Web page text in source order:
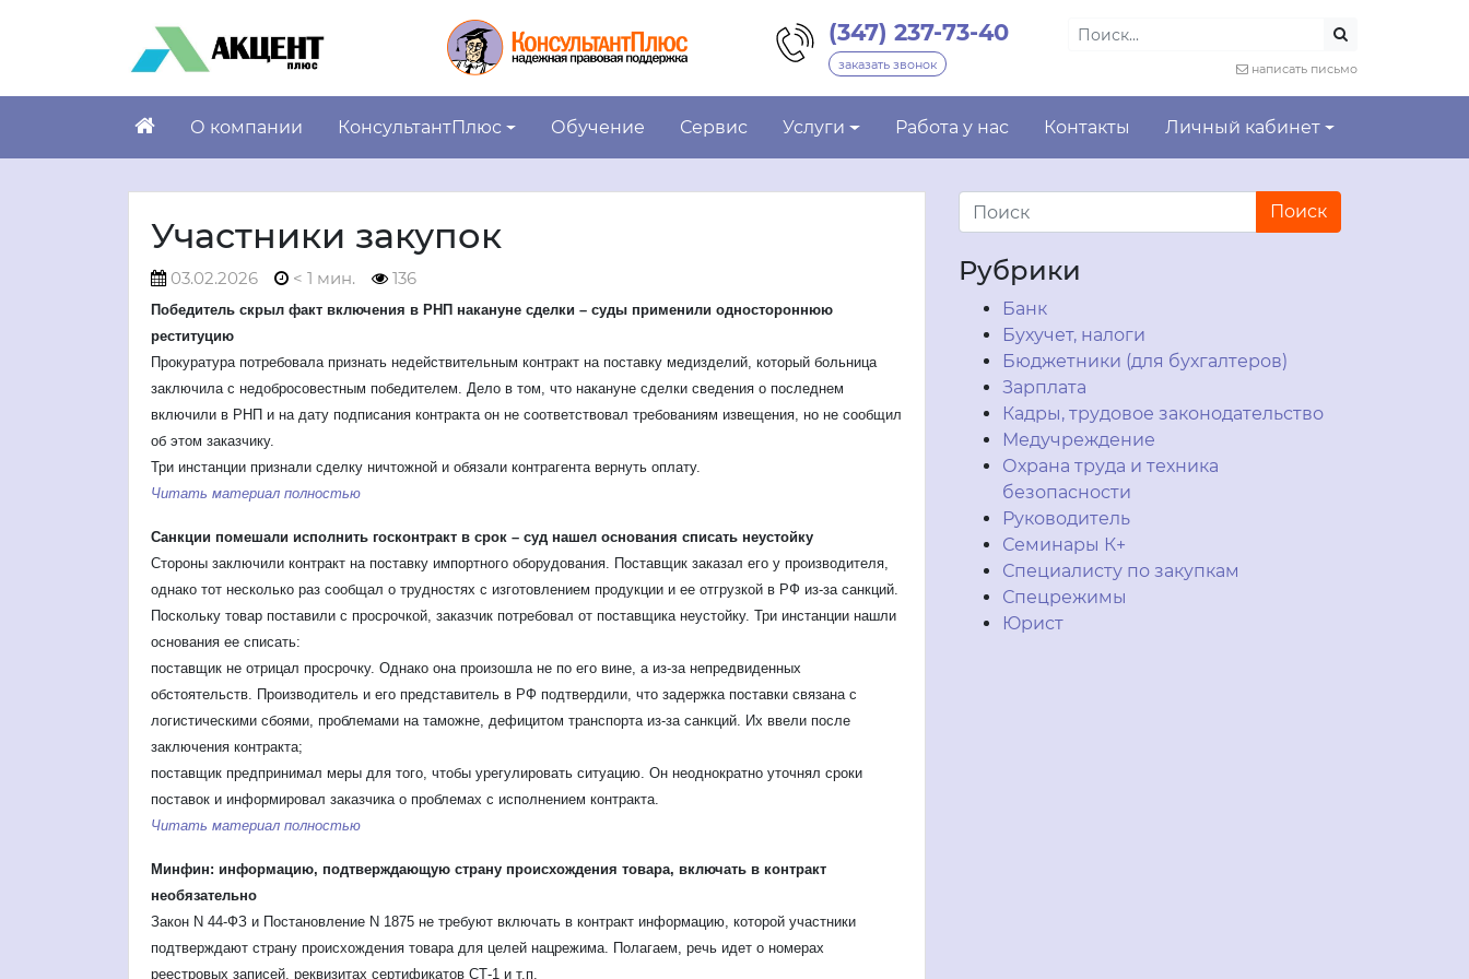
(347) 237-73-40
заказать звонок написать письмо
О компании КонсультантПлюс Обучение Сервис Услуги Работа у нас Контакты Личный кабинет
Участники закупок
03.02.2026 < 1 мин. 136
Победитель скрыл факт включения в РНП накануне сделки – суды применили одностороннюю
реституцию
Прокуратура потребовала признать недействительным контракт на поставку медизделий, который больница
заключила с недобросовестным победителем. Дело в том, что накануне сделки сведения о последнем
включили в РНП и на дату подписания контракта он не соответствовал требованиям извещения, но не сообщил
об этом заказчику.
Три инстанции признали сделку ничтожной и обязали контрагента вернуть оплату.
Читать материал полностью
Санкции помешали исполнить госконтракт в срок – суд нашел основания списать неустойку
Стороны заключили контракт на поставку импортного оборудования. Поставщик заказал его у производителя,
однако тот несколько раз сообщал о трудностях с изготовлением продукции и ее отгрузкой в РФ из-за санкций.
Поскольку товар поставили с просрочкой, заказчик потребовал от поставщика неустойку. Три инстанции нашли
основания ее списать:
поставщик не отрицал просрочку. Однако она произошла не по его вине, а из-за непредвиденных
обстоятельств. Производитель и его представитель в РФ подтвердили, что задержка поставки связана с
логистическими сбоями, проблемами на таможне, дефицитом транспорта из-за санкций. Их ввели после
заключения контракта;
поставщик предпринимал меры для того, чтобы урегулировать ситуацию. Он неоднократно уточнял сроки
поставок и информировал заказчика о проблемах с исполнением контракта.
Читать материал полностью
Минфин: информацию, подтверждающую страну происхождения товара, включать в контракт
необязательно
Закон N 44-ФЗ и Постановление N 1875 не требуют включать в контракт информацию, которой участники
подтверждают страну происхождения товара для целей нацрежима. Полагаем, речь идет о номерах
реестровых записей, реквизитах сертификатов СТ-1 и т.п.
Рубрики
Банк
Бухучет, налоги
Бюджетники (для бухгалтеров)
Зарплата
Кадры, трудовое законодательство
Медучреждение
Охрана труда и техника
безопасности
Руководитель
Семинары К+
Специалисту по закупкам
Спецрежимы
Юрист